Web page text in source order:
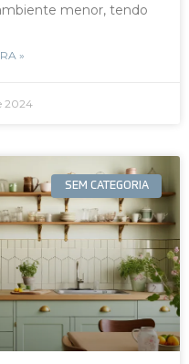
menor, tendo
»
2024
SEM CATEGORIA